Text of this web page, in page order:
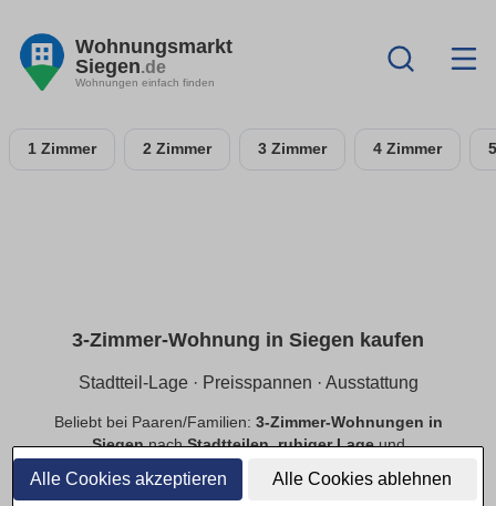
Alle Cookies akzeptieren Alle Cookies ablehnen
Wohnungsmarkt
Siegen.de
Wohnungen einfach finden
1 Zimmer 2 Zimmer 3 Zimmer 4 Zimmer
3-Zimmer-Wohnung in Siegen kaufen
Stadtteil-Lage · Preisspannen · Ausstattung
Beliebt bei Paaren/Familien: 3-Zimmer-Wohnungen in
SiegennachStadtteilen,ruhiger Lageund
Balkon
provisionsfrei.